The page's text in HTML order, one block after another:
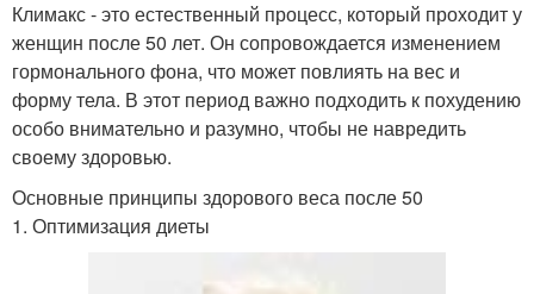
Климакс - это естественный процесс, который проходит у
женщин после 50 лет. Он сопровождается изменением
гормонального фона, что может повлиять на вес и
форму тела. В этот период важно подходить к похудению
особо внимательно и разумно, чтобы не навредить
своему здоровью.
Основные принципы здорового веса после 50
1. Оптимизация диеты